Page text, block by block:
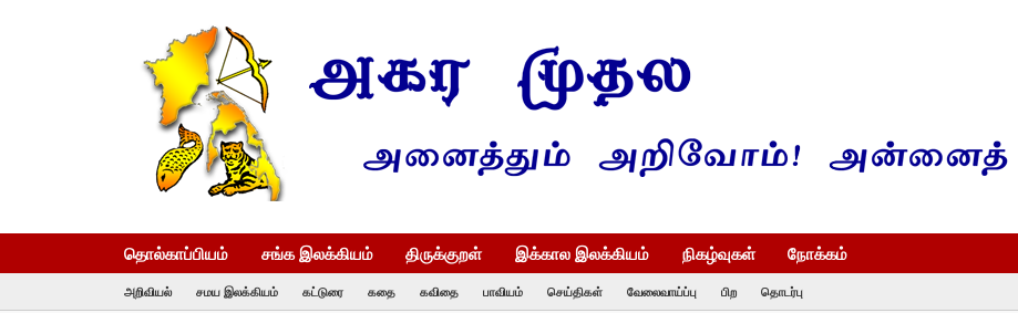
தொல்காப்பியம் சங்க இலக்கியம் திருக்குறள் இக்கால இலக்கியம் நிகழ்வுகள் நோக்கம்
அறிவியல் சமய இலக்கியம் கட்டுரை கதை கவிதை பாவியம் செய்திகள் வேலைவாய்ப்பு பிற தொடர்பு